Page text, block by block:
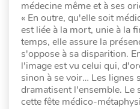
médecine même et à ses
« En outre, qu'elle soit
est liée à la mort, unie à la
temps, elle assure la
s'oppose à sa disparition.
l'image est vu celui qui,
sinon à se voir… Les lignes
dramatisent l'ensemble. Le
cette fête médico-